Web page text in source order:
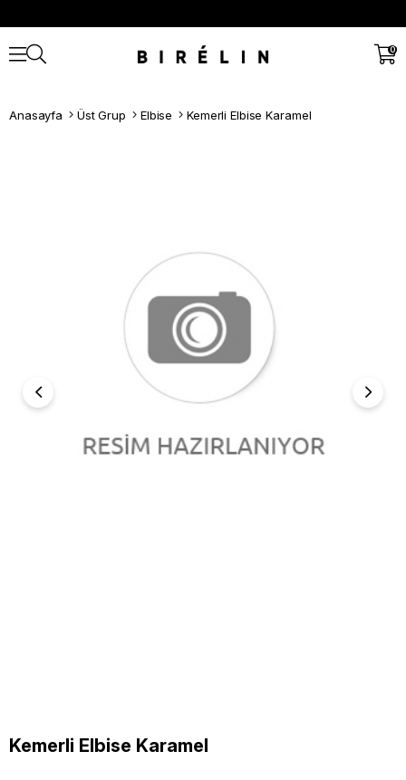
0
Anasayfa Üst Grup Elbise Kemerli Elbise Karamel
Kemerli Elbise Karamel